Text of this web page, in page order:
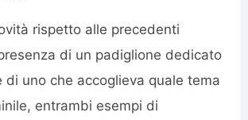
rispetto alle precedenti
di un padiglione dedicato
di uno che accoglieva quale tema
entrambi esempi di